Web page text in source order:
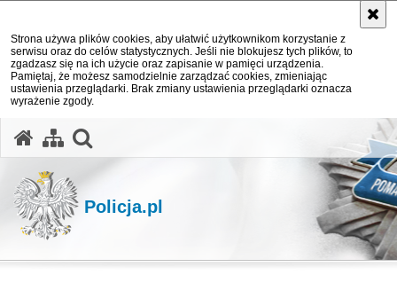
Strona używa plików cookies, aby ułatwić użytkownikom korzystanie z
serwisu oraz do celów statystycznych. Jeśli nie blokujesz tych plików, to
zgadzasz się na ich użycie oraz zapisanie w pamięci urządzenia.
Pamiętaj, że możesz samodzielnie zarządzać cookies, zmieniając
ustawienia przeglądarki. Brak zmiany ustawienia przeglądarki oznacza
wyrażenie zgody.
Policja.pl